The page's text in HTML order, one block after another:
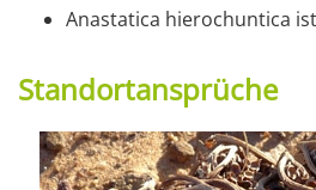
Anastatica hierochuntica
Standortansprüche